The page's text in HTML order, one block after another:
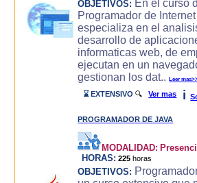
OBJETIVOS: En el curso
Programador de
especializa en el
desarrollo de
informaticas web, de
ejecutan en un
gestionan los dat..Leer
⌛ EXTENSIVO 🔍Ver mas i
PROGRAMADOR DE JAVA
MODALIDAD:
HORAS: 225 horas
OBJETIVOS: